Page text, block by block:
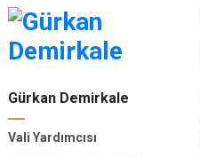
Gürkan Demirkale
Vali Yardımcısı